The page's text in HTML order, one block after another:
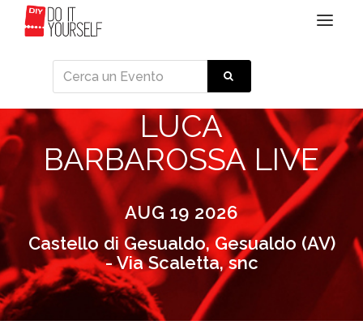
Toggle
LUCA
BARBAROSSA LIVE
AUG 19 2026
Castello di Gesualdo, Gesualdo (AV)
- Via Scaletta, snc